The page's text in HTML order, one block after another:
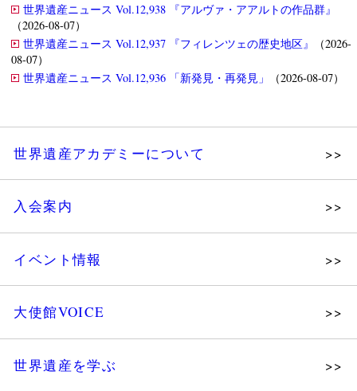
世界遺産ニュース Vol.12,938 『アルヴァ・アアルトの作品群』
（2026-08-07）
世界遺産ニュース Vol.12,937 『フィレンツェの歴史地区』
（2026-
08-07）
世界遺産ニュース Vol.12,936 「新発見・再発見」
（2026-08-07）
世界遺産アカデミーについて
組織図・役員
法人会員・協賛団体／公認団体
入会案内
イベント情報
大使館VOICE
世界遺産を学ぶ